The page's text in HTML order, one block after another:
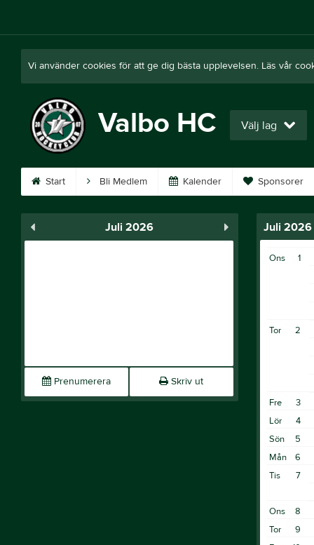
Vi använder cookies för att ge dig bästa upplevelsen. Läs vår
Valbo HC Välj lag
Start Bli Medlem Kalender Sponsorer
Juli 2026
Prenumerera Skriv ut
Juli 2026
1
Ons
2
Tor
3
Fre
4
Lör
5
Sön
6
Mån
7
Tis
8
Ons
9
Tor